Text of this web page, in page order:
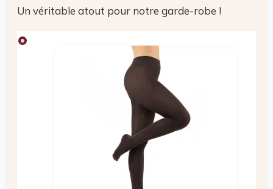
Un véritable atout pour notre garde-robe !